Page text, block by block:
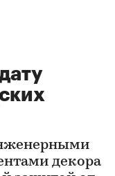
декора